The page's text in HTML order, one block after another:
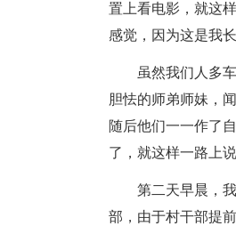
置上看电影，就这
感觉，因为这是我
虽然我们人多车
胆怯的师弟师妹，
随后他们一一作了
了，就这样一路上
第二天早晨，我
部，由于村干部提